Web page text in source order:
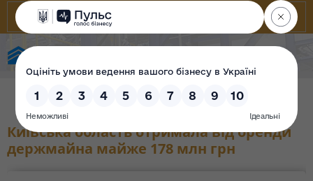
Київська область отримала від оренди
держмайна майже 178 млн грн